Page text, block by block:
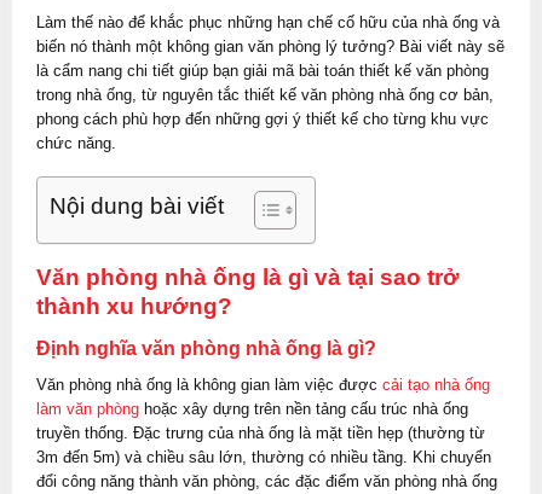
Làm thế nào để khắc phục những hạn chế cố hữu của nhà ống và
biến nó thành một không gian văn phòng lý tưởng? Bài viết này sẽ
là cẩm nang chi tiết giúp bạn giải mã bài toán thiết kế văn phòng
trong nhà ống, từ nguyên tắc thiết kế văn phòng nhà ống cơ bản,
phong cách phù hợp đến những gợi ý thiết kế cho từng khu vực
chức năng.
Nội dung bài viết
Văn phòng nhà ống là gì và tại sao trở
thành xu hướng?
Định nghĩa văn phòng nhà ống là gì?
Văn phòng nhà ống là không gian làm việc được cải tạo nhà ống
làm văn phòng hoặc xây dựng trên nền tảng cấu trúc nhà ống
truyền thống. Đặc trưng của nhà ống là mặt tiền hẹp (thường từ
3m đến 5m) và chiều sâu lớn, thường có nhiều tầng. Khi chuyển
đổi công năng thành văn phòng, các đặc điểm văn phòng nhà ống